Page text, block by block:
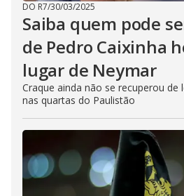
DO R7/30/03/2025
Saiba quem pode
de Pedro Caixinha
lugar de Neymar
Craque ainda não se recuperou de
nas quartas do Paulistão